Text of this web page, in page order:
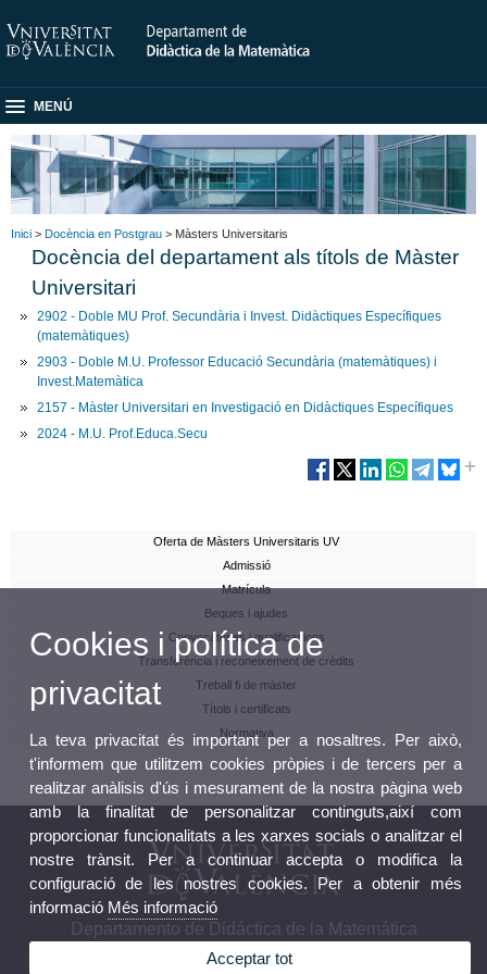
MENÚ
Inici > Docència en Postgrau > Màsters Universitaris
Docència del departament als títols de Màster
Universitari
2902 - Doble MU Prof. Secundària i Invest. Didàctiques Específiques
(matemàtiques)
2903 - Doble M.U. Professor Educació Secundària (matemàtiques) i
Invest.Matemàtica
2157 - Màster Universitari en Investigació en Didàctiques Específiques
2024 - M.U. Prof.Educa.Secu
Oferta de Màsters Universitaris UV
Admissió
Matrícula
Beques i ajudes
Convocatòries i qualificacions
Transferència i reconeixement de crèdits
Treball fi de màster
Títols i certificats
Normativa
Departamento de Didáctica de la Matemática
Cookies i política de
privacitat
La teva privacitat és important per a nosaltres. Per això,
t'informem que utilitzem cookies pròpies i de tercers per a
realitzar anàlisis d'ús i mesurament de la nostra pàgina web
amb la finalitat de personalitzar continguts,així com
proporcionar funcionalitats a les xarxes socials o analitzar el
nostre trànsit. Per a continuar accepta o modifica la
configuració de les nostres cookies. Per a obtenir més
informació Més informació
Acceptar tot